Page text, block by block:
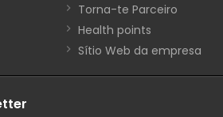
Torna-te Parceiro
Health points
Sítio Web da empresa